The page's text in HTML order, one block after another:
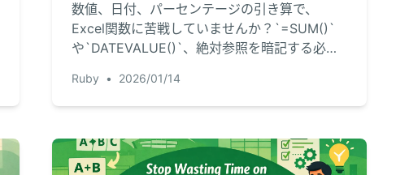
数値、日付、パーセンテージの引き算で、
Excel関数に苦戦していませんか？`=SUM()`
や`DATEVALUE()`、絶対参照を暗記する必要
入力だけであらゆる引き算を瞬時に実行できま
す。
Ruby • 2026/01/14